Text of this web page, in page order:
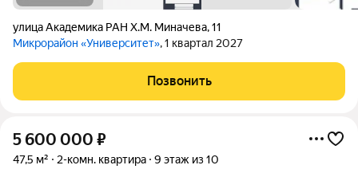
улица Академика РАН Х.М. Миначева,11
Микрорайон «Университет», 1 квартал 2027
Позвонить
5 600 000 ₽
47,5 м² 2-комн. квартира 9 этаж из 10